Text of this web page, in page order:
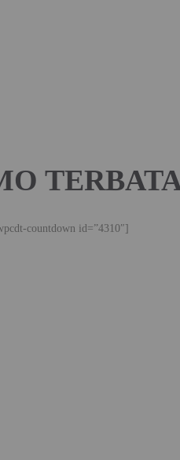
countdown id=”4310″]